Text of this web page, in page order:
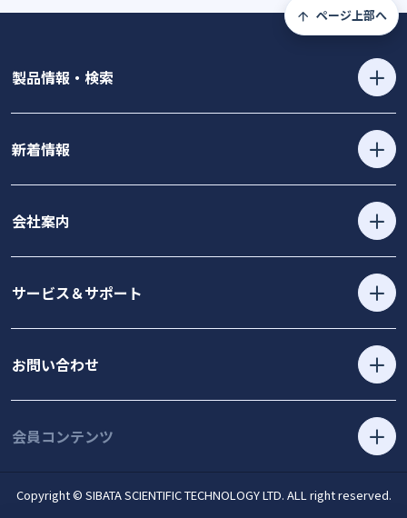
ページ上部へ
製品情報・検索
新着情報
会社案内
サービス＆サポート
お問い合わせ
会員コンテンツ
Copyright © SIBATA SCIENTIFIC TECHNOLOGY LTD. ALL right reserved.